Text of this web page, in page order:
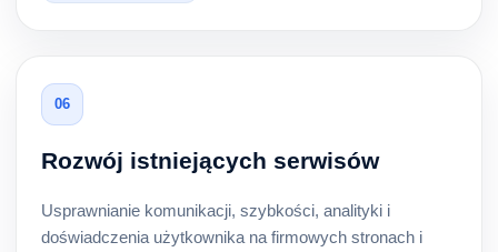
06
Rozwój istniejących serwisów
Usprawnianie komunikacji, szybkości, analityki i
doświadczenia użytkownika na firmowych stronach i